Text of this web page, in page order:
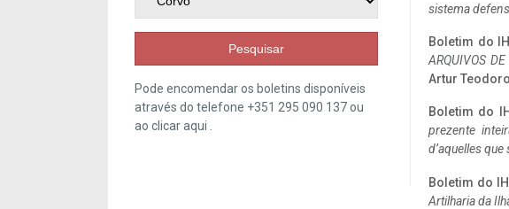
Pesquisar
Pode encomendar os boletins disponíveis
através do telefone +351 295 090 137 ou
ao clicaraqui
sistema
Boletim do
ARQUIVOS
Artur
Boletim do
prezente
d’aquelles
Boletim do
Artilharia da